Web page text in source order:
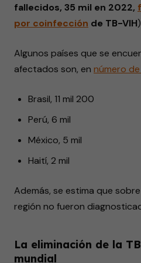
fallecidos, 35 mil en 2022,
por coinfección de TB-VIH
Algunos países que se
afectados son, en número
Brasil, 11 mil 200
Perú, 6 mil
México, 5 mil
Haití, 2 mil
Además, se estima que
región no fueron
La eliminación de la
mundial